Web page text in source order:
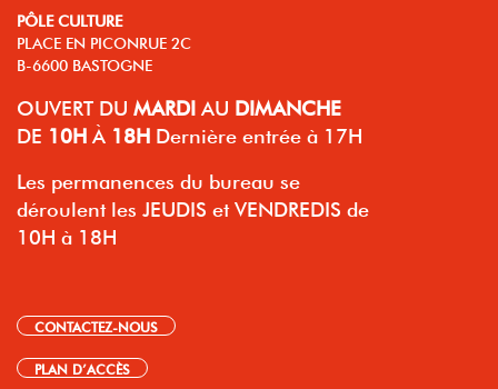
PÔLE CULTURE
PLACE EN PICONRUE 2C
B-6600 BASTOGNE
OUVERT DU MARDI AU DIMANCHE
DE 10H À 18H Dernière entrée à 17H
Les permanences du bureau se
déroulent les JEUDIS et VENDREDIS de
10H à 18H
CONTACTEZ-NOUS
PLAN D’ACCÈS